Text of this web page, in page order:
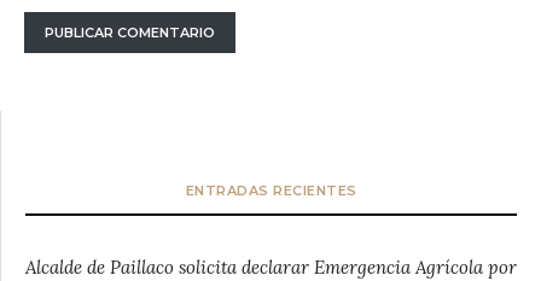
ENTRADAS RECIENTES
Alcalde de Paillaco solicita declarar Emergencia Agrícola por